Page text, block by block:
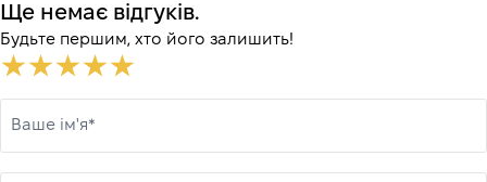
Ще немає відгуків.
Будьте першим, хто його залишить!
Ваше ім'я*